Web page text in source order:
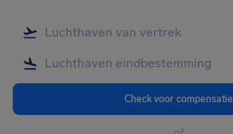
Check voor compensatie